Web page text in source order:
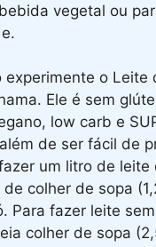
vegetal ou
experimente o Leite
Ele é sem
low carb e
de ser fácil de
um litro de leite
colher de sopa
Para fazer leite
colher de sopa